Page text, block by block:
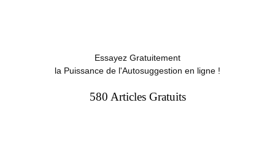
Essayez Gratuitement
la Puissance de l'Autosuggestion en ligne !
580 Articles Gratuits